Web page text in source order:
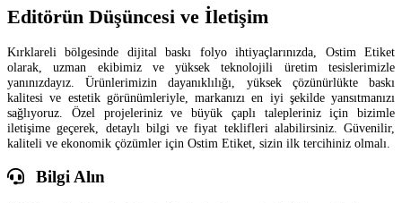
Editörün Düşüncesi ve İletişim
Kırklareli bölgesinde dijital baskı folyo ihtiyaçlarınızda, Ostim Etiket
olarak, uzman ekibimiz ve yüksek teknolojili üretim tesislerimizle
yanınızdayız. Ürünlerimizin dayanıklılığı, yüksek çözünürlükte baskı
kalitesi ve estetik görünümleriyle, markanızı en iyi şekilde yansıtmanızı
sağlıyoruz. Özel projeleriniz ve büyük çaplı talepleriniz için bizimle
iletişime geçerek, detaylı bilgi ve fiyat teklifleri alabilirsiniz. Güvenilir,
kaliteli ve ekonomik çözümler için Ostim Etiket, sizin ilk tercihiniz olmalı.
Bilgi Alın